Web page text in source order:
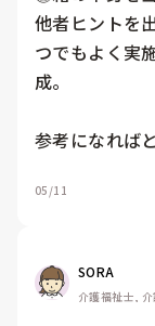
他者ヒントを
つでもよく実
成。
参考になれば
05/11
SORA
介護福祉士,